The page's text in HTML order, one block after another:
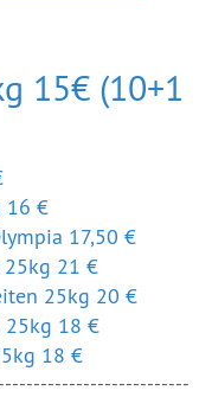
15€ (10+1
16 €
17,50 €
25kg 21 €
25kg 20 €
25kg 18 €
18 €